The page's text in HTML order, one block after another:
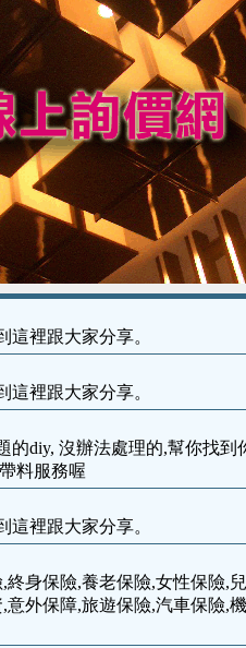
這裡跟大家分享。
這裡跟大家分享。
的diy, 沒辦法處理的,幫你找到
料服務喔
這裡跟大家分享。
終身保險,養老保險,女性保險,
外保障,旅遊保險,汽車保險,